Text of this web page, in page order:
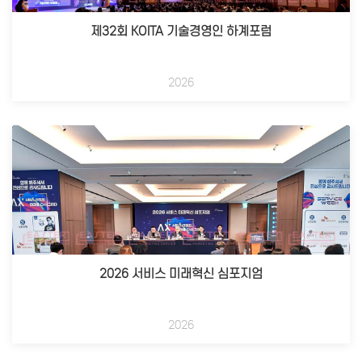
제32회 KOITA 기술경영인 하계포럼
2026
2026 서비스 미래혁신 심포지엄
2026